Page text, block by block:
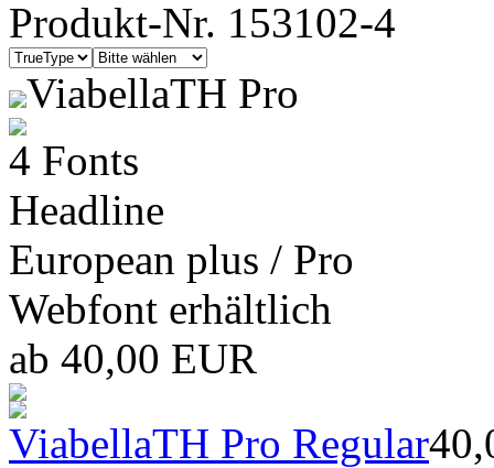
Produkt-Nr. 153102-4
ViabellaTH Pro
4 Fonts
Headline
European plus / Pro
Webfont erhältlich
ab 40,00 EUR
ViabellaTH Pro Regular